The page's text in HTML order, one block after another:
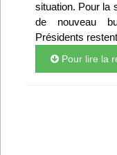
situation. Pour la
de nouveau
Présidents
Pour lire la